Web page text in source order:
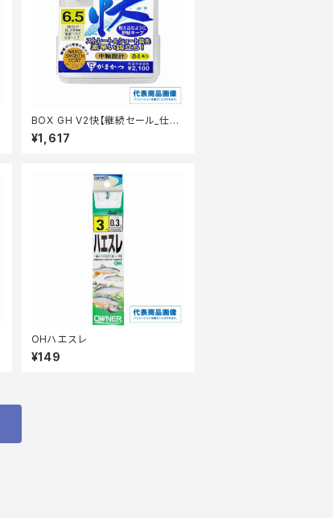
BOX GH V2快【継続セール_仕
掛】
¥1,617
OHハエスレ
¥149